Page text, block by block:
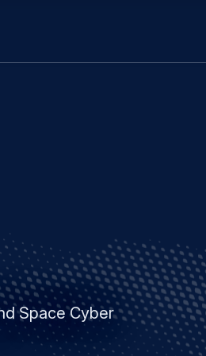
Inhalt
search
Space Cyber